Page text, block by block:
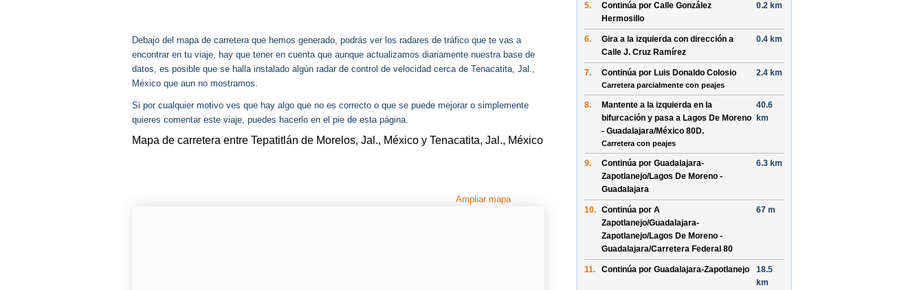
Debajo del mapa de carretera que hemos generado, podrás ver los radares de tráfico que te vas a
encontrar en tu viaje, hay que tener en cuenta que aunque actualizamos diariamente nuestra base de
datos, es posible que se halla instalado algún radar de control de velocidad cerca de Tenacatita, Jal.,
México que aun no mostramos.
Si por cualquier motivo ves que hay algo que no es correcto o que se puede mejorar o simplemente
quieres comentar este viaje, puedes hacerlo en el pie de esta página.
Mapa de carretera entre Tepatitlán de Morelos, Jal., México y Tenacatita, Jal., México
Ampliar mapa
5. Continúa por Calle González
Hermosillo
0.2 km
6. Gira a la izquierda con dirección a
Calle J. Cruz Ramírez
0.4 km
7. Continúa por Luis Donaldo Colosio
Carretera parcialmente con peajes
2.4 km
8. Mantente a la izquierda en la
bifurcación y pasa a Lagos De Moreno
- Guadalajara/México 80D.
Carretera con peajes
40.6
km
9. Continúa por Guadalajara-
Zapotlanejo/Lagos De Moreno -
Guadalajara
6.3 km
10. Continúa por A
Zapotlanejo/Guadalajara-
Zapotlanejo/Lagos De Moreno -
Guadalajara/Carretera Federal 80
67 m
11. Continúa por Guadalajara-Zapotlanejo
18.5
km